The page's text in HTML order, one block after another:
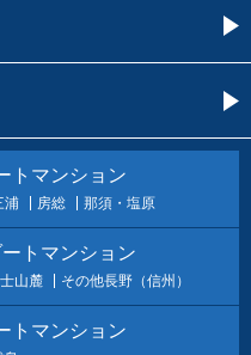
トマンション
浦 房総 那須・塩原
トマンション
山麓 その他長野（信州）
トマンション